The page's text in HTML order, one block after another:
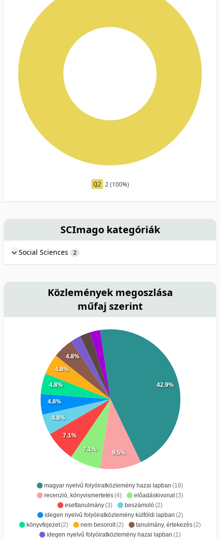
Q2 2 (100%)
SCImago kategóriák
Social Sciences 2
Közlemények megoszlása
műfaj szerint
magyar nyelvű folyóiratközlemény hazai lapban (18)
recenzió, könyvismertetés(4) előadáskivonat(3)
esettanulmány(3) beszámoló(2)
idegen nyelvű folyóiratközlemény külföldi lapban (2)
könyvfejezet(2) nem besorolt(2) tanulmány, értekezés(2)
idegen nyelvű folyóiratközlemény hazai lapban (1)
42.9%
9.5%
7.1%
7.1%
4.8%
4.8%
4.8%
4.8%
4.8%